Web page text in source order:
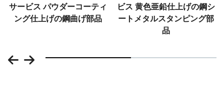
サービス パウダーコーティ
ング仕上げの鋼曲げ部品
ビス 黄色亜鉛仕上げの鋼シ
ートメタルスタンピング部
品